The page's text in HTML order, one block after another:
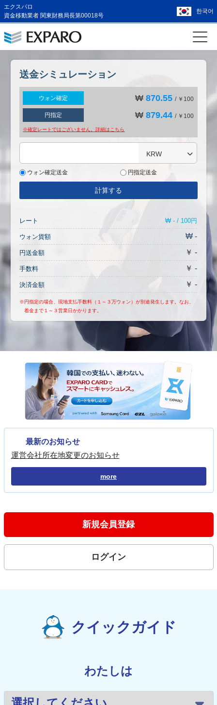
エクスパロ
資金移動業者 関東財務局長第00018号
한국어
送金シミュレーション
ウォン確定 ₩870.55 / ￥100
円指定 ₩879.44 / ￥100
※確定レートではございません。詳細は こちら
KRW
ウォン確定送金 円指定送金
計算する
レート ₩ - / 100円
ウォン貨額 ₩ -
円送金額 ￥ -
手数料 ￥ -
決済金額 ￥ -
※円指定の場合、現地支払手数料（１～３万ウォン）が別途発生します。なお、
着金まで１～３営業日かかります。
最新のお知らせ
運営会社所在地変更のお知らせ
more
新規会員登録
ログイン
クイックガイド
わたしは